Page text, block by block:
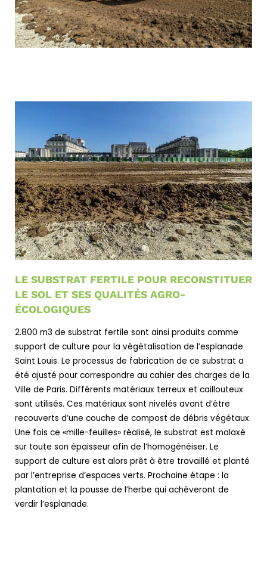
LE SUBSTRAT FERTILE POUR RECONSTITUER
LE SOL ET SES QUALITÉS AGRO-
ÉCOLOGIQUES
2.800 m3 de substrat fertile sont ainsi produits comme
support de culture pour la végétalisation de l’esplanade
Saint Louis. Le processus de fabrication de ce substrat a
été ajusté pour correspondre au cahier des charges de la
Ville de Paris. Différents matériaux terreux et caillouteux
sont utilisés. Ces matériaux sont nivelés avant d’être
recouverts d’une couche de compost de débris végétaux.
Une fois ce «mille-feuilles» réalisé, le substrat est malaxé
sur toute son épaisseur afin de l’homogénéiser. Le
support de culture est alors prêt à être travaillé et planté
par l’entreprise d’espaces verts. Prochaine étape : la
plantation et la pousse de l’herbe qui achèveront de
verdir l’esplanade.